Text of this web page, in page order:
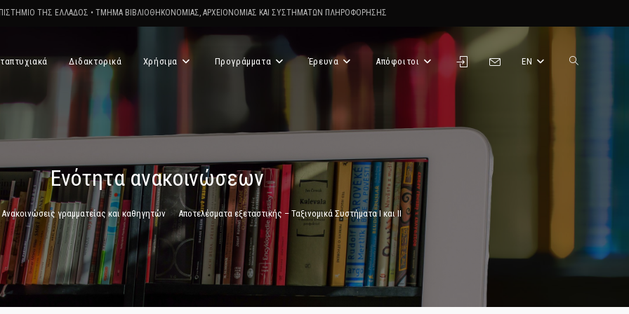
ΤΗΣ ΕΛΛΑΔΟΣ • ΤΜΗΜΑ ΒΙΒΛΙΟΘΗΚΟΝΟΜΙΑΣ, ΑΡΧΕΙΟΝΟΜΙΑΣ ΚΑΙ ΣΥΣΤΗΜΑΤΩΝ ΠΛΗΡΟΦΟΡΗΣΗΣ
Διδακτορικά Χρήσιμα Προγράμματα Έρευνα Απόφοιτοι EN Toggle
Ενότητα ανακοινώσεων
Ανακοινώσεις γραμματείας και καθηγητών > Αποτελέσματα εξεταστικής – Ταξινομικά Συστήματα Ι και ΙΙ